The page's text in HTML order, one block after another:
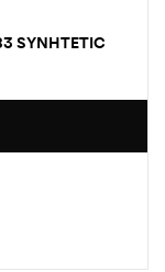
SYNHTETIC